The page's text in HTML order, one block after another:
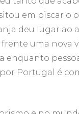
em piscar o
deu lugar ao
uma nova
enquanto
Portugal é